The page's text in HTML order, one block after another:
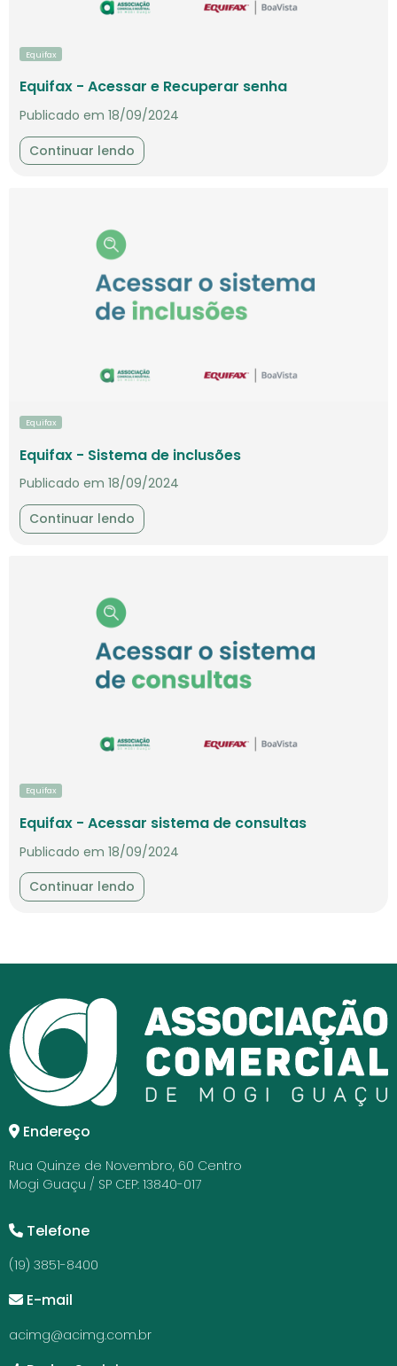
Equifax
Equifax - Acessar e Recuperar senha
Publicado em 18/09/2024
Continuar lendo
Equifax
Equifax - Sistema de inclusões
Publicado em 18/09/2024
Continuar lendo
Equifax
Equifax - Acessar sistema de consultas
Publicado em 18/09/2024
Continuar lendo
Endereço
Rua Quinze de Novembro, 60 Centro
Mogi Guaçu / SP CEP: 13840-017
Telefone
(19) 3851-8400
E-mail
acimg@acimg.com.br